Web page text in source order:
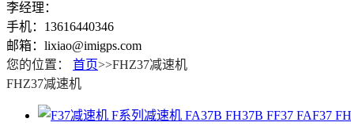
李经理：
手机：13616440346
邮箱：lixiao@imigps.com
您的位置：
首页>>FHZ37减速机
FHZ37减速机